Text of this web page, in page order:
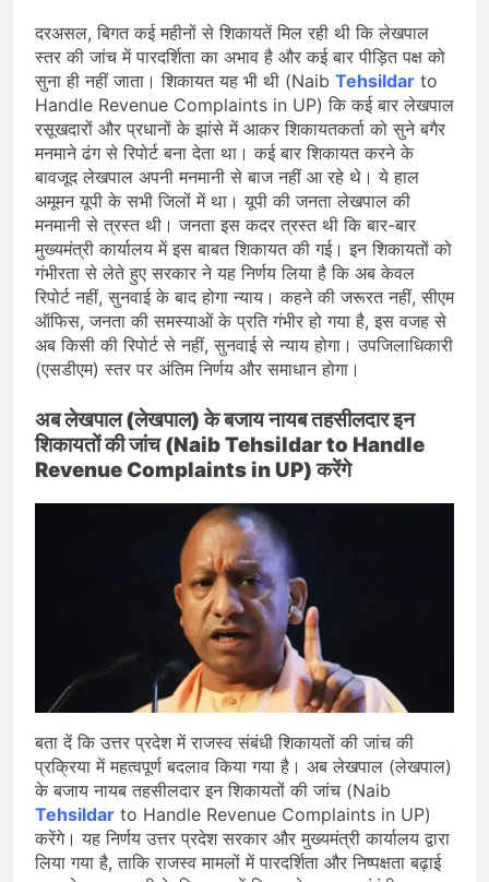
दरअसल, बिगत कई महीनों से शिकायतें मिल रही थी कि लेखपाल
स्तर की जांच में पारदर्शिता का अभाव है और कई बार पीड़ित पक्ष को
सुना ही नहीं जाता। शिकायत यह भी थी (Naib Tehsildar to
Handle Revenue Complaints in UP) कि कई बार लेखपाल
रसूखदारों और प्रधानों के झांसे में आकर शिकायतकर्ता को सुने बगैर
मनमाने ढंग से रिपोर्ट बना देता था। कई बार शिकायत करने के
बावजूद लेखपाल अपनी मनमानी से बाज नहीं आ रहे थे। ये हाल
अमूमन यूपी के सभी जिलों में था। यूपी की जनता लेखपाल की
मनमानी से त्रस्त थी। जनता इस कदर त्रस्त थी कि बार-बार
मुख्यमंत्री कार्यालय में इस बाबत शिकायत की गई। इन शिकायतों को
गंभीरता से लेते हुए सरकार ने यह निर्णय लिया है कि अब केवल
रिपोर्ट नहीं, सुनवाई के बाद होगा न्याय। कहने की जरूरत नहीं, सीएम
ऑफिस, जनता की समस्याओं के प्रति गंभीर हो गया है, इस वजह से
अब किसी की रिपोर्ट से नहीं, सुनवाई से न्याय होगा। उपजिलाधिकारी
(एसडीएम) स्तर पर अंतिम निर्णय और समाधान होगा।
अब लेखपाल (लेखपाल) के बजाय नायब तहसीलदार इन
शिकायतों की जांच (Naib Tehsildar to Handle
Revenue Complaints in UP) करेंगे
बता दें कि उत्तर प्रदेश में राजस्व संबंधी शिकायतों की जांच की
प्रक्रिया में महत्वपूर्ण बदलाव किया गया है। अब लेखपाल (लेखपाल)
के बजाय नायब तहसीलदार इन शिकायतों की जांच (Naib
Tehsildar to Handle Revenue Complaints in UP)
करेंगे। यह निर्णय उत्तर प्रदेश सरकार और मुख्यमंत्री कार्यालय द्वारा
लिया गया है, ताकि राजस्व मामलों में पारदर्शिता और निष्पक्षता बढ़ाई